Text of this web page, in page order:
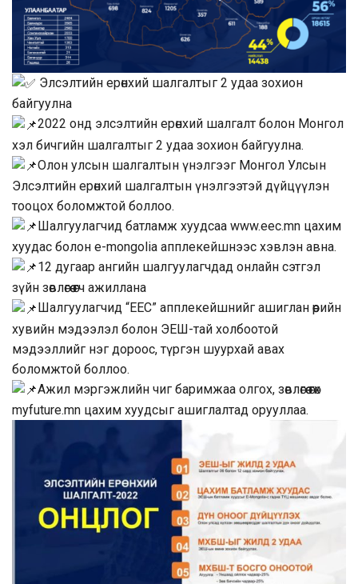
Элсэлтийн ерөнхий шалгалтыг 2 удаа зохион
байгуулна
2022 онд элсэлтийн ерөнхий шалгалт болон Монгол
хэл бичгийн шалгалтыг 2 удаа зохион байгуулна.
Олон улсын шалгалтын үнэлгээг Монгол Улсын
Элсэлтийн ерөнхий шалгалтын үнэлгээтэй дүйцүүлэн
тооцох боломжтой боллоо.
Шалгуулагчид батламж хуудсаа www.eec.mn цахим
хуудас болон e-mongolia апплекейшнээс хэвлэн авна.
12 дугаар ангийн шалгуулагчдад онлайн сэтгэл
зүйн зөвлөгөө өгч ажиллана
Шалгуулагчид “EEC” апплекейшнийг ашиглан өөрийн
хувийн мэдээлэл болон ЭЕШ-тай холбоотой
мэдээллийг нэг дороос, түргэн шуурхай авах
боломжтой боллоо.
Ажил мэргэжлийн чиг баримжаа олгох, зөвлөгөө өгөх
myfuture.mn цахим хуудсыг ашиглалтад орууллаа.